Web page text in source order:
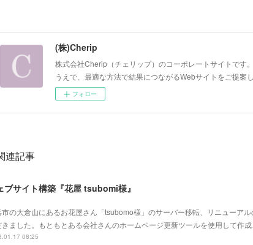
(株)Cherip
株式会社Cherip（チェリップ）のコーポレートサイトです
うえで、最適な方法で結果につながるWebサイトをご提案し
フォロー
連記事
ブサイト構築『花屋 tsubomi様』
市の大倉山にあるお花屋さん「tsubomo様」のサーバー移転、リニューア
きました。もともとある会社さんのホームページ更新ツールを使用して作
08:25